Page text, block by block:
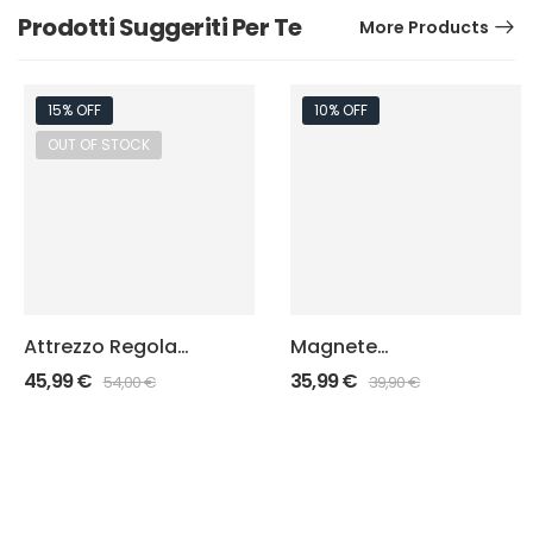
Prodotti Suggeriti Per Te More Products
15% OFF
OUT OF STOCK
Attrezzo Regola
Mire Glock “Red
Pusher”
45,99€ 54,00€
10% OFF
Magnete
portacaricatori
per Cinturone IPSC
35,99€ 39,90€